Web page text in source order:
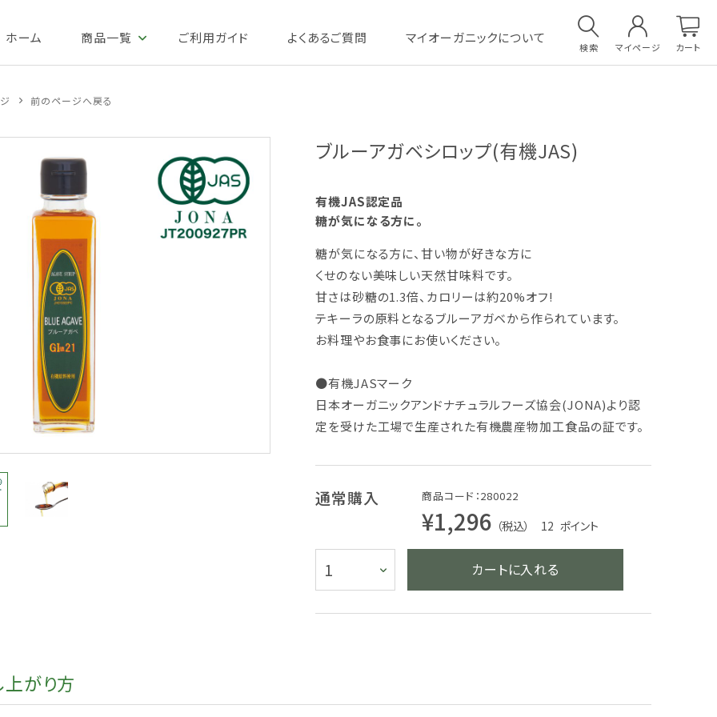
ホーム 商品一覧 ご利用ガイド よくあるご質問 マイオーガニックについて
検索 マイページ カート
前のページへ戻る
ブルーアガベシロップ(有機JAS)
有機JAS認定品
糖が気になる方に。
糖が気になる方に、甘い物が好きな方に
くせのない美味しい天然甘味料です。
甘さは砂糖の1.3倍、カロリーは約20%オフ!
テキーラの原料となるブルーアガベから作られています。
お料理やお食事にお使いください。
●有機JASマーク
日本オーガニックアンドナチュラルフーズ協会(JONA)より認
定を受けた工場で生産された有機農産物加工食品の証です。
通常購入 商品コード：280022
¥1,296 （税込） 12 ポイント
カートに入れる
がり方